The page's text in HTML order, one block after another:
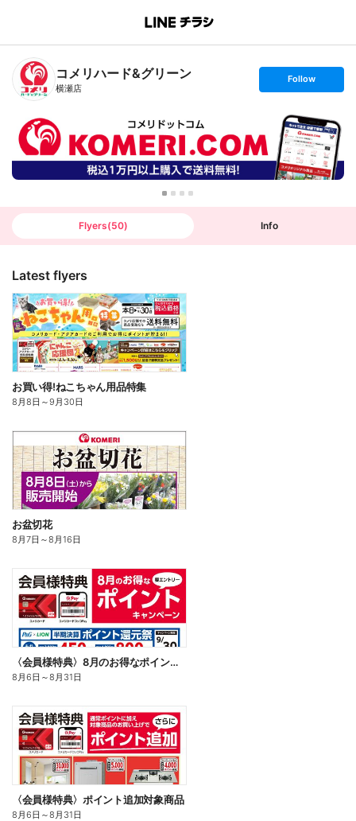
B
n
T
コメリハード&グリーン
横瀬店
s
t
o
l
l
o
w
Follow
Flyers(50) Info
Latest flyers
お買い得!ねこちゃん用品特集
8月8日 ～9月30日
お盆切花
8月7日 ～8月16日
〈会員様特典〉8月のお得なポイントキャンペーン
8月6日 ～8月31日
〈会員様特典〉ポイント追加対象商品
8月6日 ～8月31日